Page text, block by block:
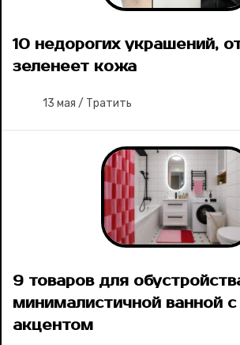
10 недорогих украшений,
зеленеет кожа
13 мая / Тратить
9 товаров для
минималистичной ванной
акцентом